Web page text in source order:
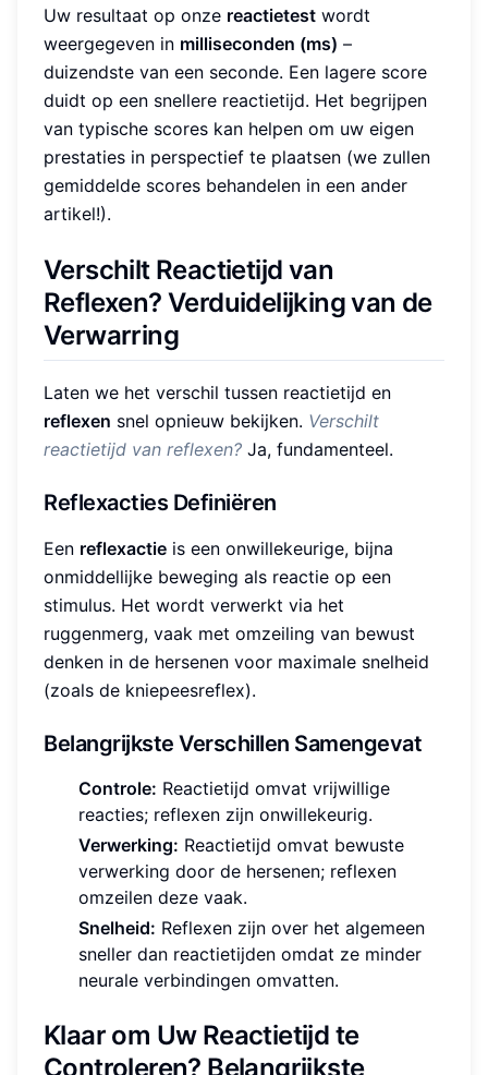
Uw resultaat op onze reactietest wordt
weergegeven in milliseconden (ms) –
duizendste van een seconde. Een lagere score
duidt op een snellere reactietijd. Het begrijpen
van typische scores kan helpen om uw eigen
prestaties in perspectief te plaatsen (we zullen
gemiddelde scores behandelen in een ander
artikel!).
Verschilt Reactietijd van
Reflexen? Verduidelijking van de
Verwarring
Laten we het verschil tussen reactietijd en
reflexen snel opnieuw bekijken. Verschilt
reactietijd van reflexen? Ja, fundamenteel.
Reflexacties Definiëren
Een reflexactie is een onwillekeurige, bijna
onmiddellijke beweging als reactie op een
stimulus. Het wordt verwerkt via het
ruggenmerg, vaak met omzeiling van bewust
denken in de hersenen voor maximale snelheid
(zoals de kniepeesreflex).
Belangrijkste Verschillen Samengevat
Controle: Reactietijd omvat vrijwillige
reacties; reflexen zijn onwillekeurig.
Verwerking: Reactietijd omvat bewuste
verwerking door de hersenen; reflexen
omzeilen deze vaak.
Snelheid: Reflexen zijn over het algemeen
sneller dan reactietijden omdat ze minder
neurale verbindingen omvatten.
Klaar om Uw Reactietijd te
Controleren? Belangrijkste